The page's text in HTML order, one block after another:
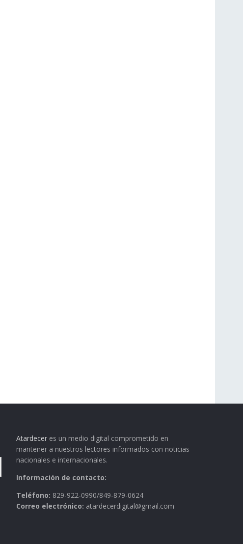
Atardecer es un medio digital comprometido en
mantener a nuestros lectores informados con noticias
nacionales e internacionales.
Información de contacto:
Teléfono: 829-922-0990/849-879-0624
Correo electrónico: atardecerdigital@gmail.com